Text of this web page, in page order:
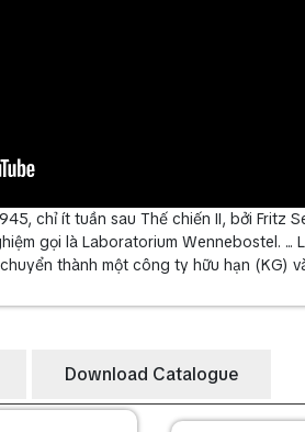
chỉ ít tuần sau Thế chiến II, bởi Fritz
gọi là Laboratorium Wennebostel. ...
thành một công ty hữu hạn (KG)
Download Catalogue